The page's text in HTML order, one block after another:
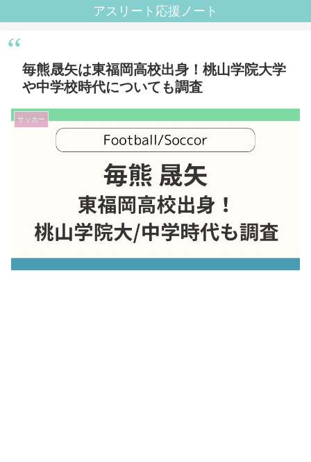
アスリート応援ノート
毎熊晟矢は東福岡高校出身！桃山学院大学
や中学校時代についても調査
サッカー